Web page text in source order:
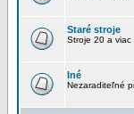
Staré stroje
Stroje 20 a viac
Iné
Nezaraditeľné